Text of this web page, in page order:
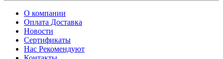
О компании
Оплата Доставка
Новости
Сертификаты
Нас Рекомендуют